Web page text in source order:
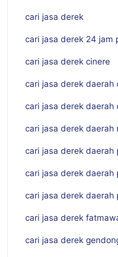
cari jasa derek
cari jasa derek 24 jam
cari jasa derek cinere
cari jasa derek daerah
cari jasa derek daerah
cari jasa derek daerah
cari jasa derek daerah
cari jasa derek daerah
cari jasa derek daerah
cari jasa derek
cari jasa derek